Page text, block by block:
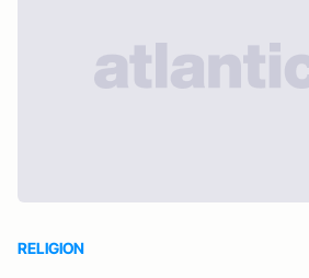
RELIGION